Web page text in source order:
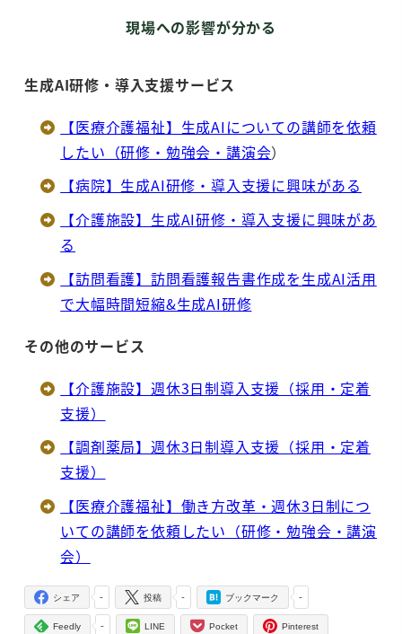
現場への影響が分かる
生成AI研修・導入支援サービス
【医療介護福祉】生成AIについての講師を依頼
したい（研修・勉強会・講演会）
【病院】生成AI研修・導入支援に興味がある
【介護施設】生成AI研修・導入支援に興味があ
る
【訪問看護】訪問看護報告書作成を生成AI活用
で大幅時間短縮&生成AI研修
その他のサービス
【介護施設】週休3日制導入支援（採用・定着
支援）
【調剤薬局】週休3日制導入支援（採用・定着
支援）
【医療介護福祉】働き方改革・週休3日制につ
いての講師を依頼したい（研修・勉強会・講演
会）
-
シェア -
投稿 -
ブックマーク
-
Feedly LINE Pocket Pinterest